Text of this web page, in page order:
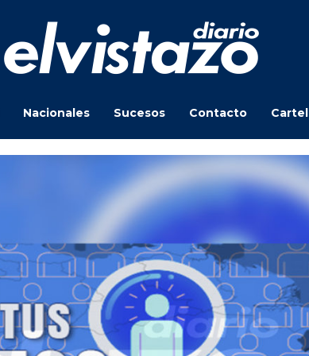
Nacionales Sucesos Contacto